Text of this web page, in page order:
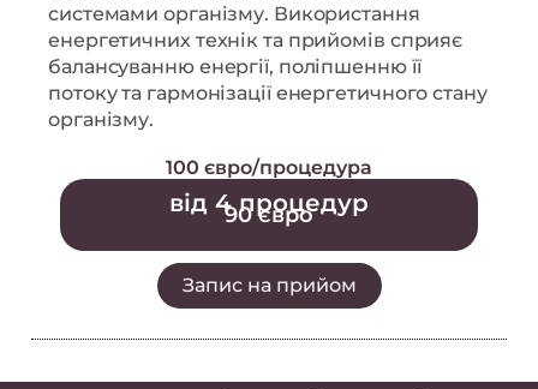
системами організму. Використання
енергетичних технік та прийомів сприяє
балансуванню енергії, поліпшенню її
потоку та гармонізації енергетичного стану
організму.
100 євро/процедура
від 4 процедур
90 євро
Запис на прийом